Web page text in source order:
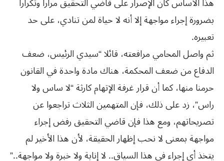
بضرورة إجراء مواجهة إلا أنه لا حياة لمن تنادي، على حد
تعبيره.
ثم واصل المحامي مرافعته، قائلا “سيدي الرئيس، ضعف
الدفاع من ضعف المحكمة، هناك مادة واحدة في القانون
حرمنا منها، كما أن قرار غرفة الإتهام كارثة “لا ساس ولا
راس”، زد على ذلك، فإن المتهمين الثلاث تراجعوا عن
تصريحاتهم، ومع هذا فإن قاضي التحقيق رفض إجراء
مواجهة بمعنى لا نحب إظهار الحقيقة، لأن هذا الأخير لم
يتخذ أي إجراء في هذا السياق.. لا إنابة ولا خبرة ولا مواجهة..”